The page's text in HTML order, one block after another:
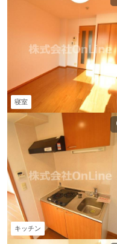
寝室
キッチン